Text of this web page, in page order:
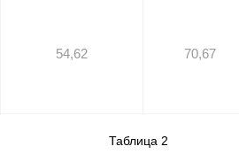
54,62 70,67
Таблица 2